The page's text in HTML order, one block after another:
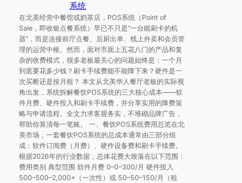
系统
在北美经营中餐馆或奶茶店，POS系统（Point of
Sale，即收银点餐系统）早已不只是“一台能刷卡的机
器”，而是连接前厅点餐、后厨出单、线上外卖和会员管
理的运营中枢。然而，面对市面上五花八门的产品和复
杂的收费模式，很多老板最关心的问题始终是：一个月
到底要花多少钱？刷卡手续费能不能降下来？硬件是一
次买断还是按月租？ 本文从北美华人餐厅老板的实际视
角出发，系统拆解餐饮POS系统的三大核心成本——软
件月费、硬件投入和刷卡手续费，并分享实用的降费策
略与申请流程。全文力求客观务实，不堆砌品牌广告，
帮助你算清每一笔账。 一、餐饮POS系统费用总览在北
美市场，一套餐饮POS系统的总成本通常由三部分组
成：软件订阅费（月费）、硬件设备费和刷卡手续费。
根据2026年的行业数据，总体花费大致落在以下范围：
费用类别 典型范围 软件月费 0–0–300/月 硬件投入
500–500–2,000+（一次性）或 50–50–150/月（租